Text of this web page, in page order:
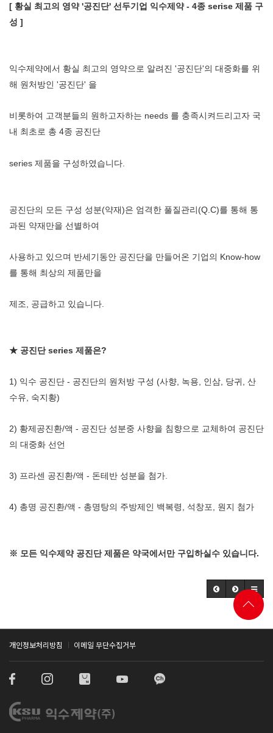
[ 황실 최고의 영약 '공진단' 선두기업 익수제약 - 4종 serise 제품 구
성 ]
익수제약에서 황실 최고의 영약으로 알려진 '공진단'의 대중화를 위
해 원처방인 '공진단' 을
비롯하여 고객분들의 원하고자하는 needs 를 충족시켜드리고자 국
내 최초로 총 4종 공진단
series 제품을 구성하였습니다.
공진단의 모든 구성 성분(약재)은 엄격한 풀질관리(Q.C)를 통해 통
과된 약재만을 선별하여
사용하고 있으며 반세기동안 공진단을 만들어온 기업의 Know-how
를 통해 최상의 제품만을
제조, 공급하고 있습니다.
★ 공진단 series 제품은?
1) 익수 공진단 - 공진단의 원처방 구성 (사향, 녹용, 인삼, 당귀, 산
수유, 숙지황)
2) 황제공진환/액 - 공진단 성분중 사향을 침향으로 교체하여 공진단
의 대중화 선언
3) 프라센 공진환/액 - 돈테반 성분을 첨가.
4) 총명 공진환/액 - 총명탕의 주방제인 백복령, 석창포, 원지 첨가
※ 모든 익수제약 공진단 제품은 약국에서만 구입하실수 있습니다.
개인정보처리방침 이메일 무단수집거부